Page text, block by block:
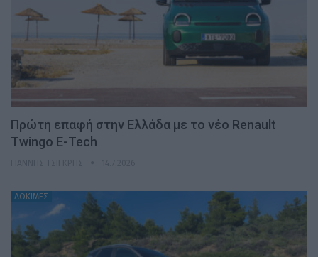
Πρώτη επαφή στην Ελλάδα με το νέο Renault
Twingo E-Tech
ΔΟΚΙΜΕΣ